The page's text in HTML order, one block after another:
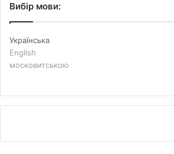
Вибір мови:
Українська
English
московитською